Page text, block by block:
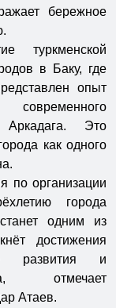
бережное
туркменской
в Баку, где
опыт
Аркадага. Это
как одного
по организации
города
одним из
достижения
развития и
отмечает
Атаев.